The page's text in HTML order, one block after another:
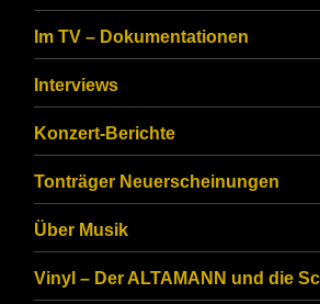
ensure
that
you
are
human.
Im TV – Dokumentationen
Interviews
Konzert-Berichte
Tonträger Neuerscheinungen
Über Musik
Vinyl – Der ALTAMANN und die